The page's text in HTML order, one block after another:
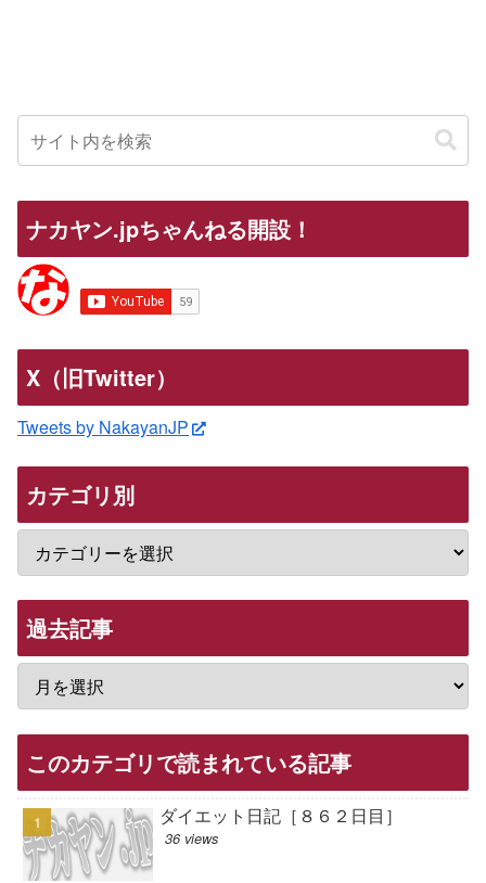
ナカヤン.jpちゃんねる開設！
X（旧Twitter）
Tweets by NakayanJP
カテゴリ別
過去記事
このカテゴリで読まれている記事
ダイエット日記［８６２日目］
36 views